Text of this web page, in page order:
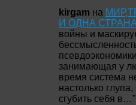
kirgam на
И ОДНА
войны и
занимающая у
время система
настолько
сгубить себя в…”